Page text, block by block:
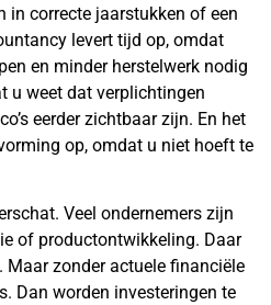
in correcte jaarstukken of een
levert tijd op, omdat
en minder herstelwerk nodig
u weet dat verplichtingen
eerder zichtbaar zijn. En het
op, omdat u niet hoeft te
Veel ondernemers zijn
of productontwikkeling. Daar
Maar zonder actuele financiële
Dan worden investeringen te